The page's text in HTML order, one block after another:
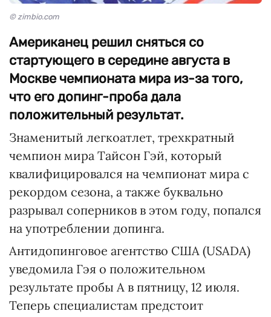
© zimbio.com
Американец решил сняться со
стартующего в середине августа в
Москве чемпионата мира из-за того,
что его допинг-проба дала
положительный результат.
Знаменитый легкоатлет, трехкратный
чемпион мира Тайсон Гэй, который
квалифицировался на чемпионат мира с
рекордом сезона, а также буквально
разрывал соперников в этом году, попался
на употреблении допинга.
Антидопинговое агентство США (USADA)
уведомила Гэя о положительном
результате пробы А в пятницу, 12 июля.
Теперь специалистам предстоит